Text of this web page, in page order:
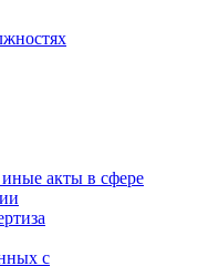
акты в сфере
с